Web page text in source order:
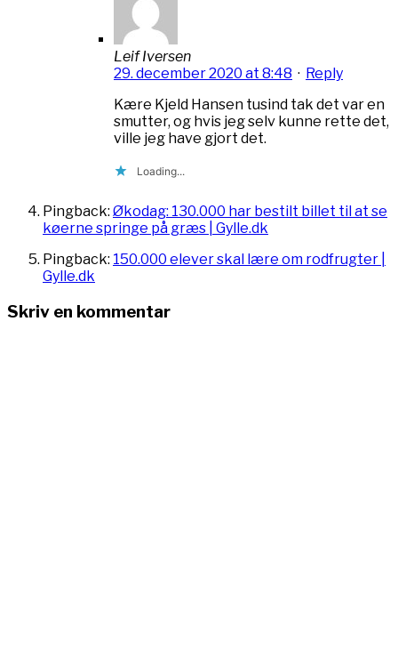
Leif Iversen
29. december 2020 at 8:48 · Reply
Kære Kjeld Hansen tusind tak det var en
smutter, og hvis jeg selv kunne rette det,
ville jeg have gjort det.
Loading...
Pingback: Økodag: 130.000 har bestilt billet til at se
køerne springe på græs | Gylle.dk
Pingback: 150.000 elever skal lære om rodfrugter |
Gylle.dk
Skriv en kommentar